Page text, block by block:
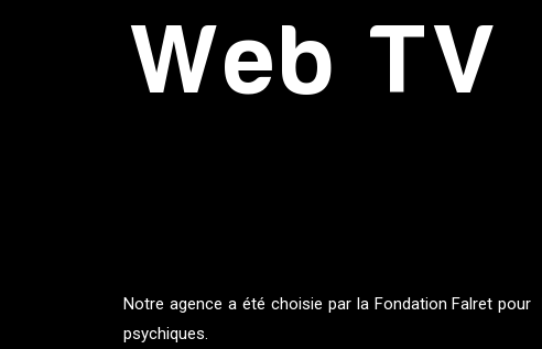
Web TV
Notre agence a été choisie par la Fondation Falret
psychiques.